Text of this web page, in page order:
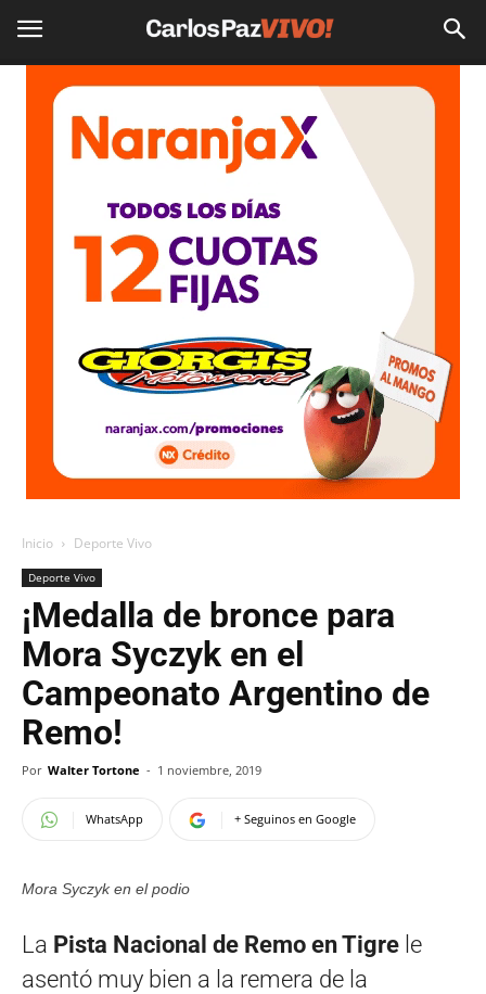
Inicio Deporte Vivo
Deporte Vivo
¡Medalla de bronce para
Mora Syczyk en el
Campeonato Argentino de
Remo!
Por Walter Tortone - 1 noviembre, 2019
WhatsApp + Seguinos en Google
Mora Syczyk en el podio
La Pista Nacional de Remo en Tigre le
asentó muy bien a la remera de la